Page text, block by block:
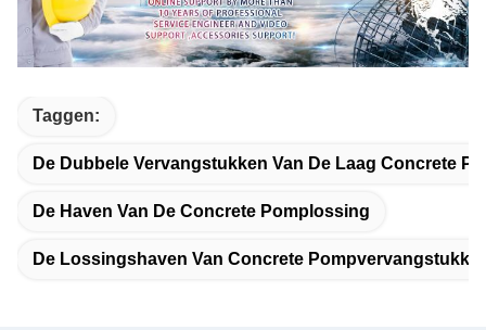
Taggen:
De Dubbele Vervangstukken Van De Laag Concrete
De Haven Van De Concrete Pomplossing
De Lossingshaven Van Concrete